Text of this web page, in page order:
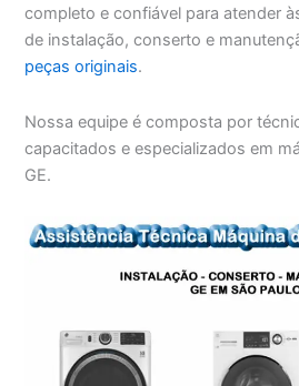
completo e confiável para atender
de instalação, conserto e
peças originais.
Nossa equipe é composta por
capacitados e especializados em
GE.